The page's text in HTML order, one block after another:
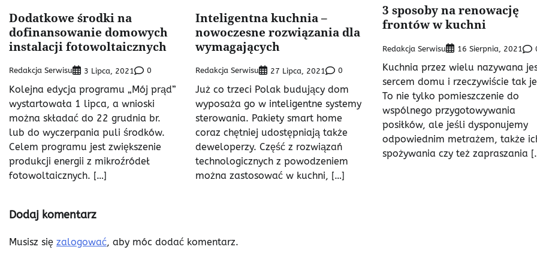
Dodatkowe środki na
dofinansowanie domowych
instalacji fotowoltaicznych
Redakcja Serwisu 3 Lipca, 2021 0
Kolejna edycja programu „Mój prąd”
wystartowała 1 lipca, a wnioski
można składać do 22 grudnia br.
lub do wyczerpania puli środków.
Celem programu jest zwiększenie
produkcji energii z mikroźródeł
fotowoltaicznych. […]
Inteligentna kuchnia –
nowoczesne rozwiązania dla
wymagających
Redakcja Serwisu 27 Lipca, 2021 0
Już co trzeci Polak budujący dom
wyposaża go w inteligentne systemy
sterowania. Pakiety smart home
coraz chętniej udostępniają także
deweloperzy. Część z rozwiązań
technologicznych z powodzeniem
można zastosować w kuchni, […]
3 sposoby na renowację
frontów w kuchni
Redakcja Serwisu 16 Sierpnia, 2021
Kuchnia przez wielu nazywana
sercem domu i rzeczywiście tak
To nie tylko pomieszczenie do
wspólnego przygotowywania
posiłków, ale jeśli dysponujemy
odpowiednim metrażem, także
spożywania czy też zapraszania
Dodaj komentarz
Musisz się zalogować, aby móc dodać komentarz.